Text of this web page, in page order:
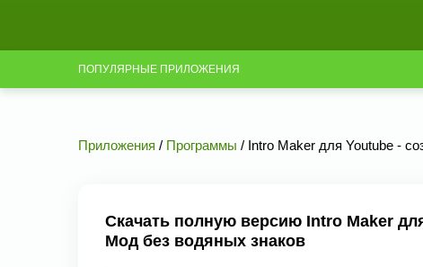
ПОПУЛЯРНЫЕ ПРИЛОЖЕНИЯ
Приложения / Программы / Intro Maker для Youtube -
Скачать полную версию Intro Maker
Мод без водяных знаков